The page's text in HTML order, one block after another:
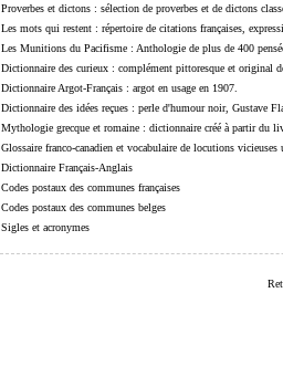
Proverbes et dictons : sélection de proverbes et de dictons
Les mots qui restent : répertoire de citations françaises,
Les Munitions du Pacifisme : Anthologie de plus de 400
Dictionnaire des curieux : complément pittoresque et original
Dictionnaire Argot-Français : argot en usage en 1907.
Dictionnaire des idées reçues : perle d'humour noir, Gustave
Mythologie grecque et romaine : dictionnaire créé à partir du
Glossaire franco-canadien et vocabulaire de locutions vicieuses
Dictionnaire Français-Anglais
Codes postaux des communes françaises
Codes postaux des communes belges
Sigles et acronymes